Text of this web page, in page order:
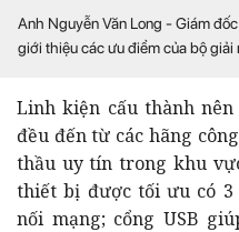
Anh Nguyễn Văn Long - Giám
giới thiệu các ưu điểm của bộ giải
Linh kiện cấu thành
đều đến từ các hãng
thầu uy tín trong khu
thiết bị được tối ưu có 3
nối mạng; cổng USB